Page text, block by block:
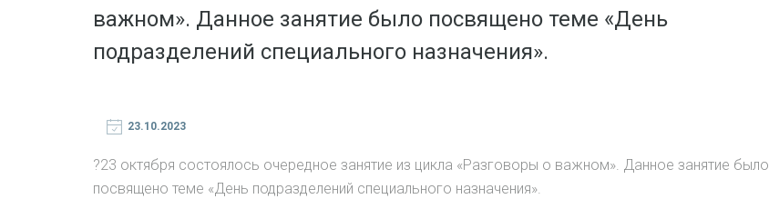
важном». Данное занятие было посвящено теме «День
подразделений специального назначения».
23.10.2023
?23 октября состоялось очередное занятие из цикла «Разговоры о важном». Данное занятие было
посвящено теме «День подразделений специального назначения».